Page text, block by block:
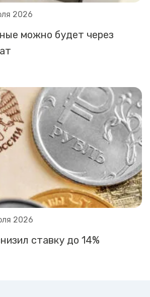
2026
можно будет через
2026
ставку до 14%